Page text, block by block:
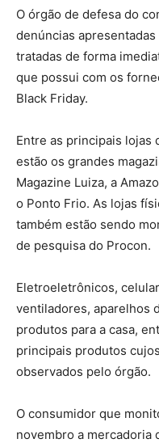
O órgão de defesa do
denúncias
tratadas de forma
que possui com os
Black Friday.
Entre as principais lojas
estão os grandes
Magazine Luiza, a
o Ponto Frio. As lojas
também estão sendo
de pesquisa do Procon.
Eletroeletrônicos,
ventiladores, aparelhos
produtos para a casa,
principais produtos
observados pelo órgão.
O consumidor que
novembro a mercadoria